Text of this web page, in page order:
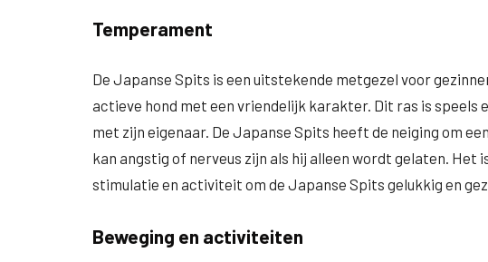
Temperament
De Japanse Spits is een uitstekende metgezel voor
actieve hond met een vriendelijk karakter. Dit ras is speels
met zijn eigenaar. De Japanse Spits heeft de neiging om
kan angstig of nerveus zijn als hij alleen wordt gelaten. Het
stimulatie en activiteit om de Japanse Spits gelukkig en
Beweging en activiteiten